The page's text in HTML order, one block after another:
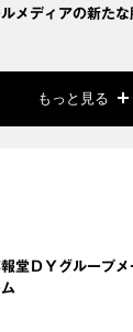
メディアの新たな
もっと見る
堂ＤＹグループ